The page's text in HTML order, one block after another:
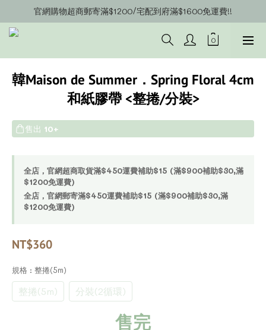
官網會員募集中~立即註冊即可獲得購物金$20!!!
官網購物超商郵寄滿$1200/宅配到府滿$1600免運費!!
官網會員募集中~立即註冊即可獲得購物金$20!!!
韓Maison de Summer．Spring Floral 4cm
和紙膠帶 <整捲/分裝>
售出 10+
全店，官網超商取貨滿$450運費補助$15 (滿$900補助$30,滿
$1200免運費)
全店，官網郵寄滿$450運費補助$15 (滿$900補助$30,滿
$1200免運費)
NT$360
規格 : 整捲(5m)
整捲(5m) 分裝(2循環)
售完